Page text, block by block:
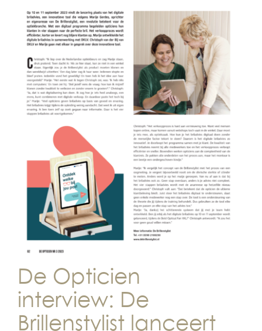
De Opticien
interview: De
Brillenstylist lanceert